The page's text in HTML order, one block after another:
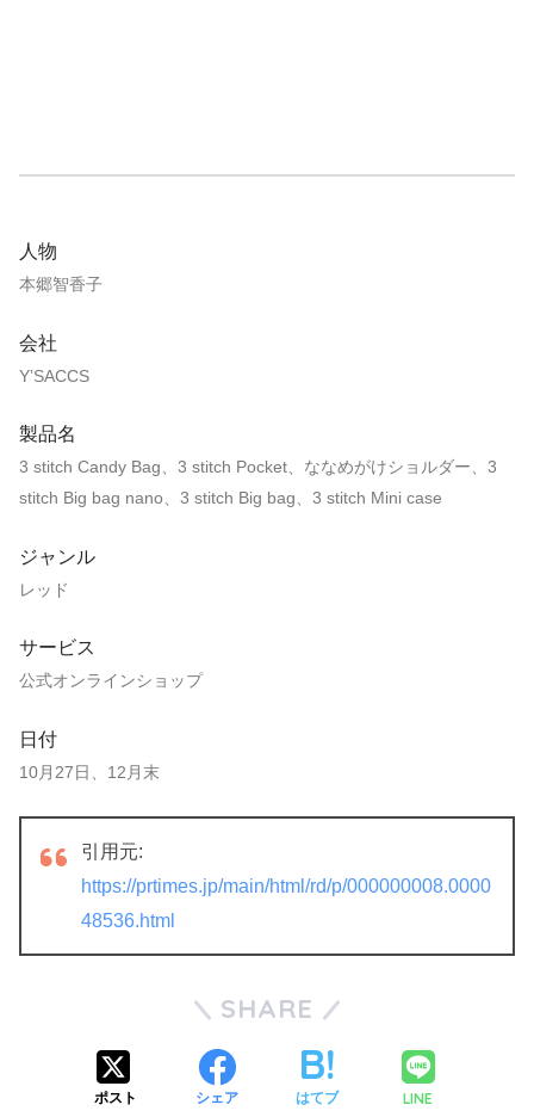
人物
本郷智香子
会社
Y’SACCS
製品名
3 stitch Candy Bag、3 stitch Pocket、ななめがけショルダー、3
stitch Big bag nano、3 stitch Big bag、3 stitch Mini case
ジャンル
レッド
サービス
公式オンラインショップ
日付
10月27日、12月末
引用元:
https://prtimes.jp/main/html/rd/p/000000008.0000
48536.html
SHARE
ポスト シェア はてブ LINE